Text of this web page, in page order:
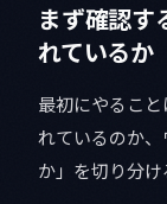
まず確認
れているか
最初にやるこ
れているのか
か」を切り分け